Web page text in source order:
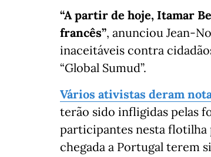
“A partir de hoje, Itamar
francês”, anunciou Jean-
inaceitáveis contra
“Global Sumud”.
Vários ativistas deram nota
terão sido infligidas pelas
participantes nesta flotilha
chegada a Portugal terem